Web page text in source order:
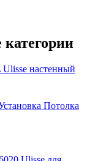
Потолка